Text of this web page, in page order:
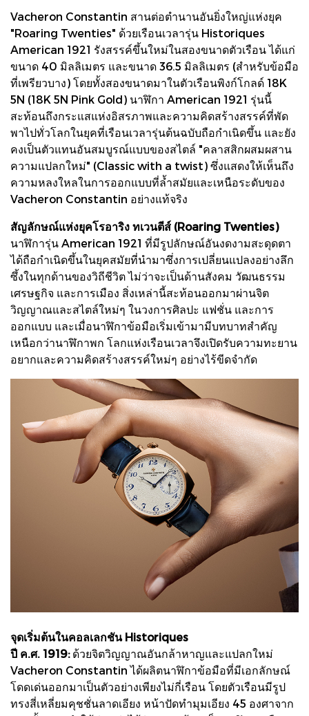
Vacheron Constantin สานต่อตำนานอันยิ่งใหญ่แห่งยุค
"Roaring Twenties" ด้วยเรือนเวลารุ่น Historiques
American 1921 รังสรรค์ขึ้นใหม่ในสองขนาดตัวเรือน ได้แก่
ขนาด 40 มิลลิเมตร และขนาด 36.5 มิลลิเมตร (สำหรับข้อมือ
ที่เพรียวบาง) โดยทั้งสองขนาดมาในตัวเรือนพิงก์โกลด์ 18K
5N (18K 5N Pink Gold) นาฬิกา American 1921 รุ่นนี้
สะท้อนถึงกระแสแห่งอิสรภาพและความคิดสร้างสรรค์ที่พัด
พาไปทั่วโลกในยุคที่เรือนเวลารุ่นต้นฉบับถือกำเนิดขึ้น และยัง
คงเป็นตัวแทนอันสมบูรณ์แบบของสไตล์ "คลาสสิกผสมผสาน
ความแปลกใหม่" (Classic with a twist) ซึ่งแสดงให้เห็นถึง
ความหลงใหลในการออกแบบที่ล้ำสมัยและเหนือระดับของ
Vacheron Constantin อย่างแท้จริง
สัญลักษณ์แห่งยุคโรอาริง ทเวนตีส์ (Roaring Twenties)
นาฬิการุ่น American 1921 ที่มีรูปลักษณ์อันงดงามสะดุดตา
ได้ถือกำเนิดขึ้นในยุคสมัยที่นำมาซึ่งการเปลี่ยนแปลงอย่างลึก
ซึ้งในทุกด้านของวิถีชีวิต ไม่ว่าจะเป็นด้านสังคม วัฒนธรรม
เศรษฐกิจ และการเมือง สิ่งเหล่านี้สะท้อนออกมาผ่านจิต
วิญญาณและสไตล์ใหม่ๆ ในวงการศิลปะ แฟชั่น และการ
ออกแบบ และเมื่อนาฬิกาข้อมือเริ่มเข้ามามีบทบาทสำคัญ
เหนือกว่านาฬิกาพก โลกแห่งเรือนเวลาจึงเปิดรับความทะยาน
อยากและความคิดสร้างสรรค์ใหม่ๆ อย่างไร้ขีดจำกัด
จุดเริ่มต้นในคอลเลกชัน Historiques
ปี ค.ศ. 1919:ด้วยจิตวิญญาณอันกล้าหาญและแปลกใหม่
Vacheron Constantin ได้ผลิตนาฬิกาข้อมือที่มีเอกลักษณ์
โดดเด่นออกมาเป็นตัวอย่างเพียงไม่กี่เรือน โดยตัวเรือนมีรูป
ทรงสี่เหลี่ยมคุชชั่นลาดเอียง หน้าปัดทำมุมเอียง 45 องศาจาก